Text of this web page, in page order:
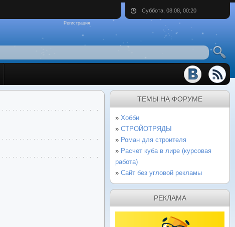
Суббота, 08.08, 00:20
Регистрация
ТЕМЫ НА ФОРУМЕ
Хобби
СТРОЙОТРЯДЫ
Роман для строителя
Расчет куба в лире (курсовая
работа)
Сайт без угловой рекламы
РЕКЛАМА